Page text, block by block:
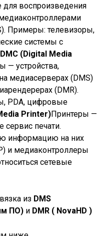
для воспроизведения
Примеры: телевизоры,
системы с
DMC (Digital Media
— устройства,
медиасерверах (DMS)
(DMR).
PDA, цифровые
Printer)Принтеры —
сервис печати.
информацию на них
и медиаконтроллеры
сетевые
из DMS
ПО) и DMR ( NovaHD )